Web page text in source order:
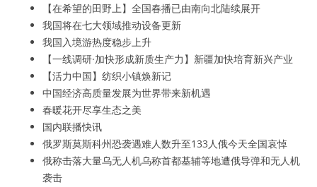
【在希望的田野上】全国春播已由南向北陆续展开
我国将在七大领域推动设备更新
我国入境游热度稳步上升
【一线调研·加快形成新质生产力】新疆加快培育新兴产业
【活力中国】纺织小镇焕新记
中国经济高质量发展为世界带来新机遇
春暖花开尽享生态之美
国内联播快讯
俄罗斯莫斯科州恐袭遇难人数升至133人俄今天全国哀悼
俄称击落大量乌无人机乌称首都基辅等地遭俄导弹和无人机
袭击